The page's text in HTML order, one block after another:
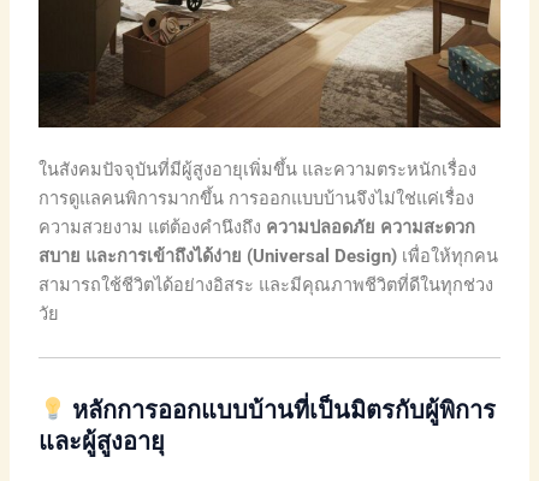
ในสังคมปัจจุบันที่มีผู้สูงอายุเพิ่มขึ้น และความตระหนักเรื่อง
การดูแลคนพิการมากขึ้น การออกแบบบ้านจึงไม่ใช่แค่เรื่อง
ความสวยงาม แต่ต้องคำนึงถึง ความปลอดภัย ความสะดวก
สบาย และการเข้าถึงได้ง่าย (Universal Design) เพื่อให้ทุกคน
สามารถใช้ชีวิตได้อย่างอิสระ และมีคุณภาพชีวิตที่ดีในทุกช่วง
วัย
หลักการออกแบบบ้านที่เป็นมิตรกับผู้พิการ
และผู้สูงอายุ